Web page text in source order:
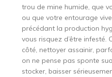
trou de mine humide, que
ou que votre entourage
précédant la production
vous risquez d’être infesté.
côté, nettoyer assainir,
on ne pense pas sponte
stocker, baisser